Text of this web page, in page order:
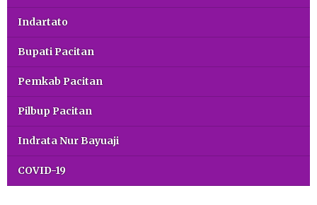
Indartato
Bupati Pacitan
Pemkab Pacitan
Pilbup Pacitan
Indrata Nur Bayuaji
COVID-19